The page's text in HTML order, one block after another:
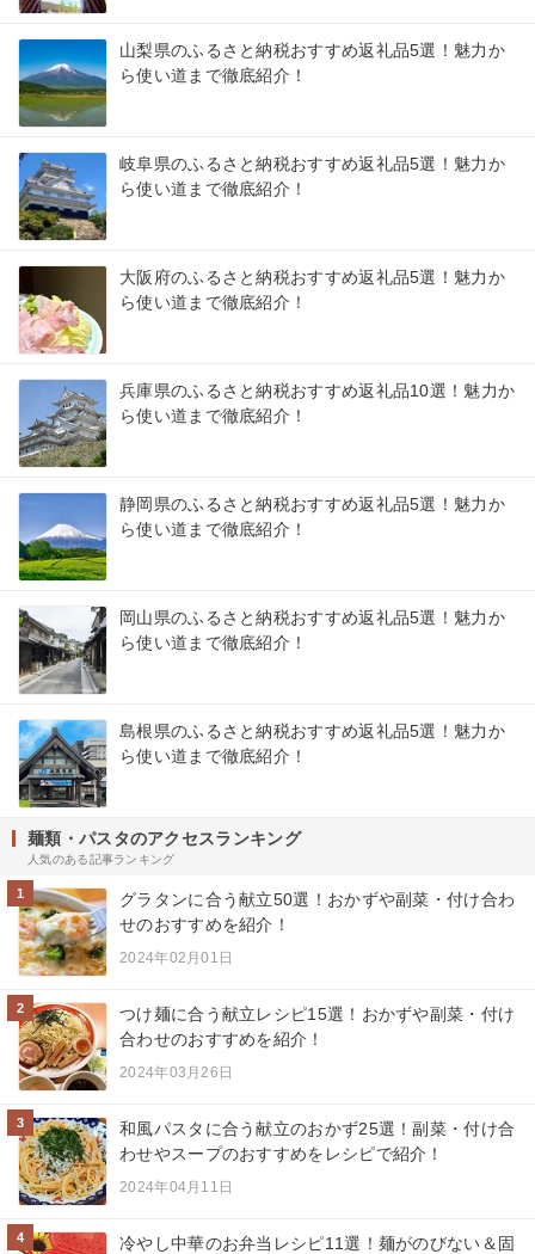
山梨県のふるさと納税おすすめ返礼品5選！魅力か
ら使い道まで徹底紹介！
岐阜県のふるさと納税おすすめ返礼品5選！魅力か
ら使い道まで徹底紹介！
大阪府のふるさと納税おすすめ返礼品5選！魅力か
ら使い道まで徹底紹介！
兵庫県のふるさと納税おすすめ返礼品10選！魅力か
ら使い道まで徹底紹介！
静岡県のふるさと納税おすすめ返礼品5選！魅力か
ら使い道まで徹底紹介！
岡山県のふるさと納税おすすめ返礼品5選！魅力か
ら使い道まで徹底紹介！
島根県のふるさと納税おすすめ返礼品5選！魅力か
ら使い道まで徹底紹介！
麺類・パスタのアクセスランキング
人気のある記事ランキング
1
グラタンに合う献立50選！おかずや副菜・付け合わ
せのおすすめを紹介！
2024年02月01日
2
つけ麺に合う献立レシピ15選！おかずや副菜・付け
合わせのおすすめを紹介！
2024年03月26日
3
和風パスタに合う献立のおかず25選！副菜・付け合
わせやスープのおすすめをレシピで紹介！
2024年04月11日
4
冷やし中華のお弁当レシピ11選！麺がのびない＆固